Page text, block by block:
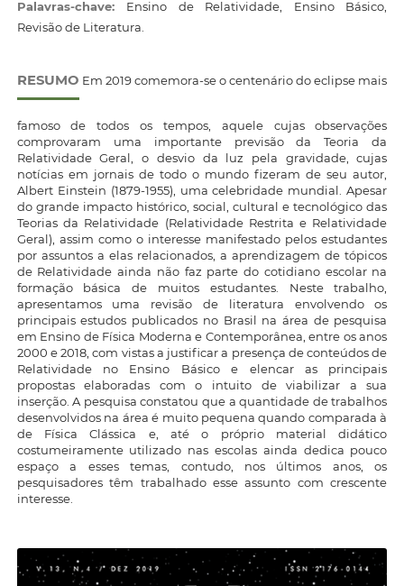
Palavras-chave: Ensino de Relatividade, Ensino Básico,
Revisão de Literatura.
RESUMO Em 2019 comemora-se o centenário do eclipse mais
famoso de todos os tempos, aquele cujas observações
comprovaram uma importante previsão da Teoria da
Relatividade Geral, o desvio da luz pela gravidade, cujas
notícias em jornais de todo o mundo fizeram de seu autor,
Albert Einstein (1879-1955), uma celebridade mundial. Apesar
do grande impacto histórico, social, cultural e tecnológico das
Teorias da Relatividade (Relatividade Restrita e Relatividade
Geral), assim como o interesse manifestado pelos estudantes
por assuntos a elas relacionados, a aprendizagem de tópicos
de Relatividade ainda não faz parte do cotidiano escolar na
formação básica de muitos estudantes. Neste trabalho,
apresentamos uma revisão de literatura envolvendo os
principais estudos publicados no Brasil na área de pesquisa
em Ensino de Física Moderna e Contemporânea, entre os anos
2000 e 2018, com vistas a justificar a presença de conteúdos de
Relatividade no Ensino Básico e elencar as principais
propostas elaboradas com o intuito de viabilizar a sua
inserção. A pesquisa constatou que a quantidade de trabalhos
desenvolvidos na área é muito pequena quando comparada à
de Física Clássica e, até o próprio material didático
costumeiramente utilizado nas escolas ainda dedica pouco
espaço a esses temas, contudo, nos últimos anos, os
pesquisadores têm trabalhado esse assunto com crescente
interesse.